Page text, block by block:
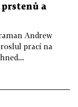
prstenů a
Andrew
prací na